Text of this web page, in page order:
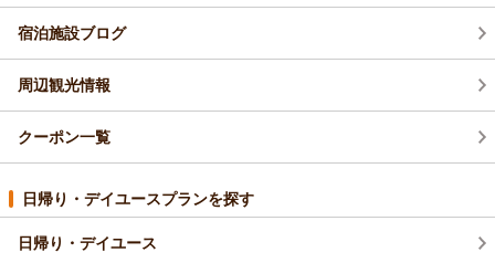
宿泊施設ブログ
周辺観光情報
クーポン一覧
日帰り・デイユースプランを探す
日帰り・デイユース